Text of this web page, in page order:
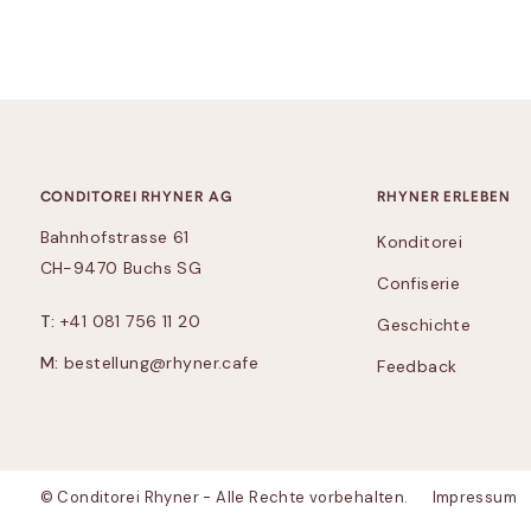
CONDITOREI RHYNER AG
Bahnhofstrasse 61
CH-9470 Buchs SG
T: +41 081 756 11 20
M: bestellung@rhyner.cafe
RHYNER ERLEBEN
Konditorei
Confiserie
Geschichte
Feedback
© Conditorei Rhyner - Alle Rechte vorbehalten. Impressum